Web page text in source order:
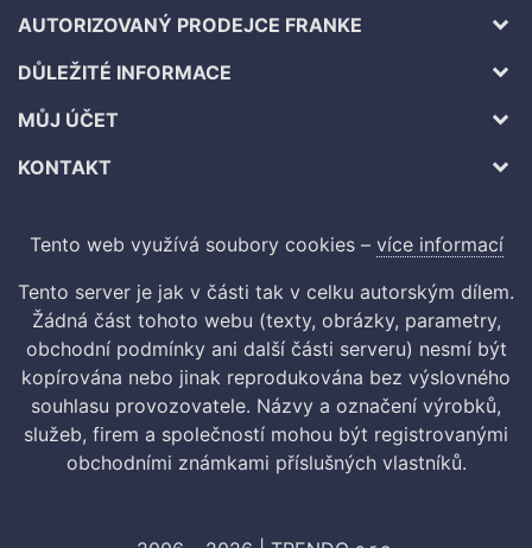
AUTORIZOVANÝ PRODEJCE FRANKE
DŮLEŽITÉ INFORMACE
MŮJ ÚČET
KONTAKT
Tento web využívá soubory cookies – více informací
Tento server je jak v části tak v celku autorským dílem.
Žádná část tohoto webu (texty, obrázky, parametry,
obchodní podmínky ani další části serveru) nesmí být
kopírována nebo jinak reprodukována bez výslovného
souhlasu provozovatele. Názvy a označení výrobků,
služeb, firem a společností mohou být registrovanými
obchodními známkami příslušných vlastníků.